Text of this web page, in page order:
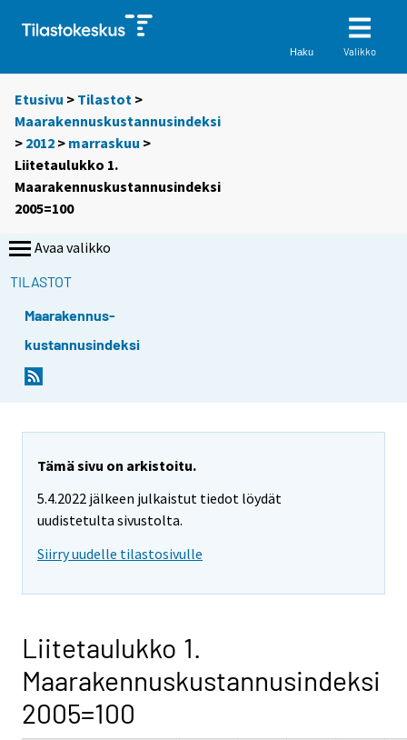
Haku Valikko
Etusivu > Tilastot >
Maarakennuskustannusindeksi
> 2012 > marraskuu >
Liitetaulukko 1.
Maarakennuskustannusindeksi
2005=100
Avaa valikko
TILASTOT
Maarakennus-
kustannusindeksi
Tämä sivu on arkistoitu.
5.4.2022 jälkeen julkaistut tiedot löydät
uudistetulta sivustolta.
Siirry uudelle tilastosivulle
Liitetaulukko 1.
Maarakennuskustannusindeksi
2005=100